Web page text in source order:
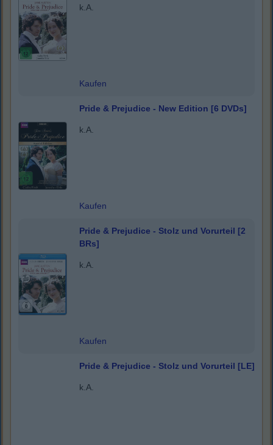
k.A.
Kaufen
Pride & Prejudice - New Edition [6 DVDs]
k.A.
Kaufen
Pride & Prejudice - Stolz und Vorurteil [2
BRs]
k.A.
Kaufen
Pride & Prejudice - Stolz und Vorurteil [LE]
k.A.